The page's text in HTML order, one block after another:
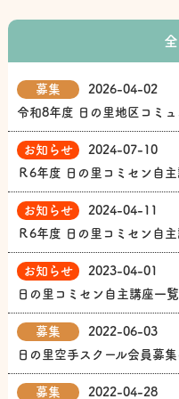
募集
2026-04-02
令和8年度 日の里地区コミ
お知らせ
2024-07-10
Ｒ6年度 日の里コミセン自主
お知らせ
2024-04-11
Ｒ6年度 日の里コミセン自
お知らせ
2023-04-01
日の里コミセン自主講座一覧
募集
2022-06-03
日の里空手スクール会員募
募集
2022-04-28